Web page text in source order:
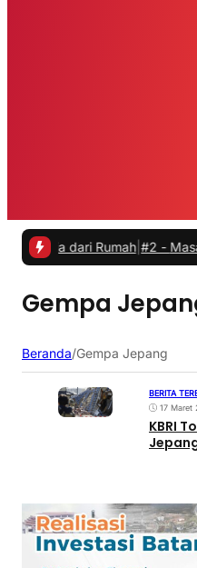
dari Rumah|#2 -Masalah
Gempa
Beranda/Gempa Jepang
BERITA
17 Maret
KBRI